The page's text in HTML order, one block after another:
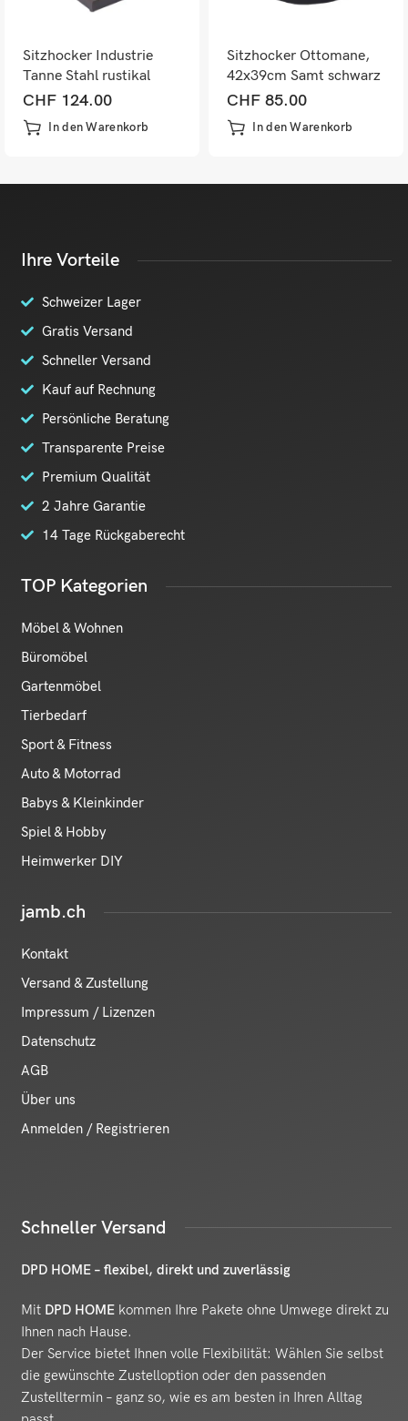
Sitzhocker Industrie
Tanne Stahl rustikal
massiv 48x36x32cm
CHF 124.00
In den Warenkorb
Sitzhocker Ottomane,
42x39cm Samt schwarz
CHF 85.00
In den Warenkorb
Ihre Vorteile
Schweizer Lager
Gratis Versand
Schneller Versand
Kauf auf Rechnung
Persönliche Beratung
Transparente Preise
Premium Qualität
2 Jahre Garantie
14 Tage Rückgaberecht
TOP Kategorien
Möbel & Wohnen
Büromöbel
Gartenmöbel
Tierbedarf
Sport & Fitness
Auto & Motorrad
Babys & Kleinkinder
Spiel & Hobby
Heimwerker DIY
jamb.ch
Kontakt
Versand & Zustellung
Impressum / Lizenzen
Datenschutz
AGB
Über uns
Anmelden / Registrieren
Schneller Versand
DPD HOME – flexibel, direkt und zuverlässig
Mit DPD HOME kommen Ihre Pakete ohne Umwege direkt zu
Ihnen nach Hause.
Der Service bietet Ihnen volle Flexibilität: Wählen Sie selbst
die gewünschte Zustelloption oder den passenden
Zustelltermin – ganz so, wie es am besten in Ihren Alltag